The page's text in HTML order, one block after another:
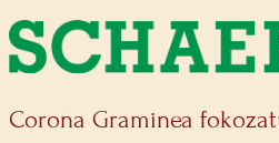
Corona Graminea